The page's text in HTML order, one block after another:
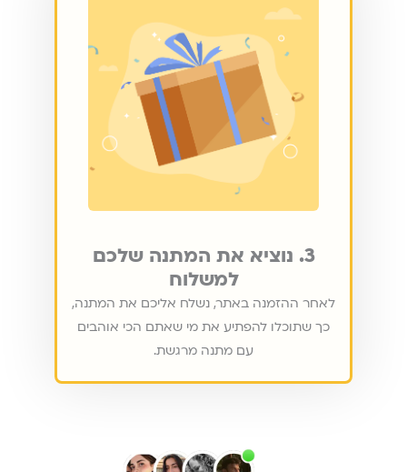
3. נוציא את המתנה שלכם
למשלוח
לאחר ההזמנה באתר, נשלח אליכם את המתנה,
כך שתוכלו להפתיע את מי שאתם הכי אוהבים
עם מתנה מרגשת.